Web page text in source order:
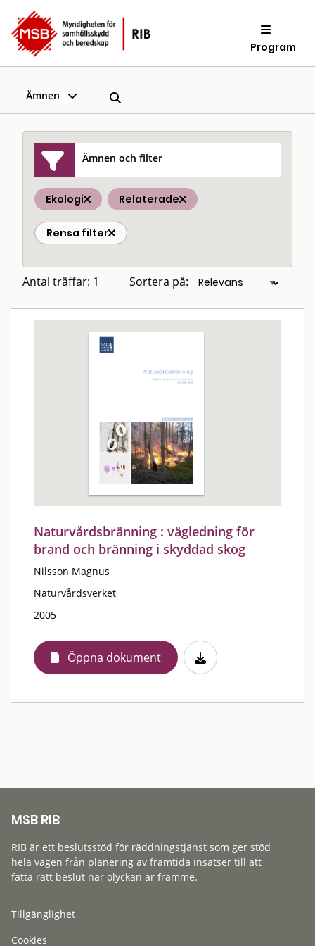
Program
Ämnen
Ämnen och filter
Ekologi Relaterade
Rensa filter
Antal träffar: 1 Sortera på:
Naturvårdsbränning : vägledning för
brand och bränning i skyddad skog
Nilsson Magnus
Naturvårdsverket
2005
Öppna dokument
MSB RIB
RIB är ett beslutsstöd för räddningstjänst som ger stöd
hela vägen från planering av framtida insatser till att
fatta rätt beslut när olyckan är framme.
Tillgänglighet
Cookies